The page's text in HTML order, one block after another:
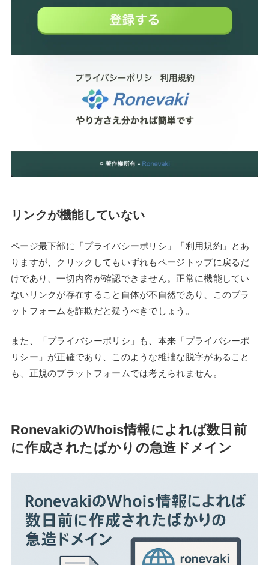
リンクが機能していない
ページ最下部に「プライバシーポリシ」「利用規約」とあ
りますが、クリックしてもいずれもページトップに戻るだ
けであり、一切内容が確認できません。正常に機能してい
ないリンクが存在すること自体が不自然であり、このプラ
ットフォームを詐欺だと疑うべきでしょう。
また、「プライバシーポリシ」も、本来「プライバシーポ
リシー」が正確であり、このような稚拙な脱字があること
も、正規のプラットフォームでは考えられません。
RonevakiのWhois情報によれば数日前
に作成されたばかりの急造ドメイン